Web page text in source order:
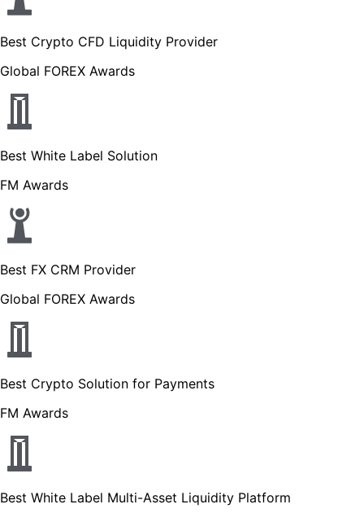
Best Crypto CFD Liquidity Provider
Global FOREX Awards
Best White Label Solution
FM Awards
Best FX CRM Provider
Global FOREX Awards
Best Crypto Solution for Payments
FM Awards
Best White Label Multi-Asset Liquidity Platform